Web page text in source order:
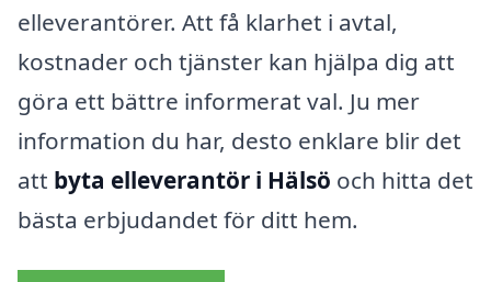
elleverantörer. Att få klarhet i avtal,
kostnader och tjänster kan hjälpa dig att
göra ett bättre informerat val. Ju mer
information du har, desto enklare blir det
att byta elleverantör i Hälsö och hitta det
bästa erbjudandet för ditt hem.